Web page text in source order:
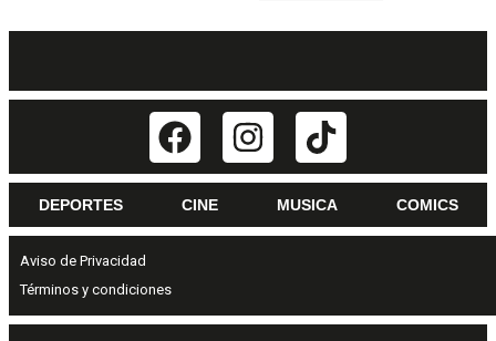
DEPORTES CINE MUSICA COMICS
Aviso de Privacidad
Términos y condiciones